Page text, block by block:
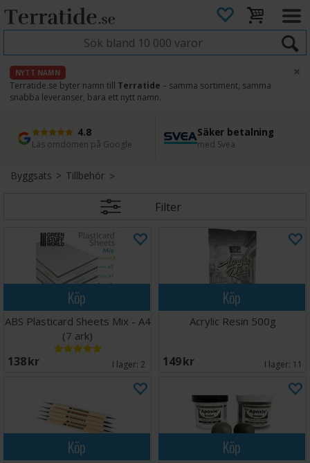
NYTT NAMN
Terratide.se byter namn till Terratide – samma sortiment, samma
snabba leveranser, bara ett nytt namn.
×
4.8
Läs omdömen på Google
Säker betalning
med Svea
Snabb leverans
Direkt från lager
45 dagars ångerrätt
Enkel retur
Byggsats>Tillbehör
Filter
Köp
ABS Plasticard Sheets Mix - A4
(7 ark)
138 SEK I lager: 2
Köp
Acrylic Resin 500g
149 SEK I lager: 11
Köp Köp